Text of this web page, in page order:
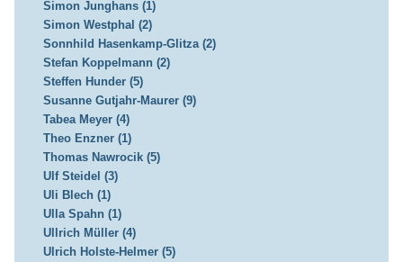
Simon Junghans (1)
Simon Westphal (2)
Sonnhild Hasenkamp-Glitza (2)
Stefan Koppelmann (2)
Steffen Hunder (5)
Susanne Gutjahr-Maurer (9)
Tabea Meyer (4)
Theo Enzner (1)
Thomas Nawrocik (5)
Ulf Steidel (3)
Uli Blech (1)
Ulla Spahn (1)
Ullrich Müller (4)
Ulrich Holste-Helmer (5)